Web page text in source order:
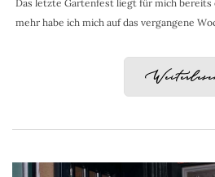
Das letzte Gartenfest liegt für mich bereits
mehr habe ich mich auf das vergangene